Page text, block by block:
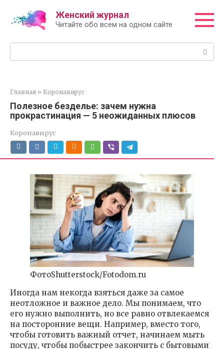
контенту
Женский журнал
Читайте обо всем на одном сайте
Главная » Коронавирус
Полезное безделье: зачем нужна
прокрастинация — 5 неожиданных плюсов
Коронавирус
ФотоShutterstock/Fotodom.ru
Иногда нам некогда взяться даже за самое
неотложное и важное дело. Мы понимаем, что
его нужно выполнить, но все равно отвлекаемся
на посторонние вещи. Например, вместо того,
чтобы готовить важный отчет, начинаем мыть
посуду, чтобы побыстрее закончить с бытовыми